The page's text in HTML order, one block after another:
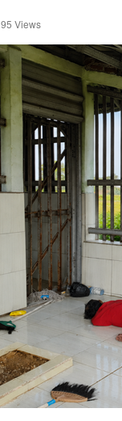
95 Views